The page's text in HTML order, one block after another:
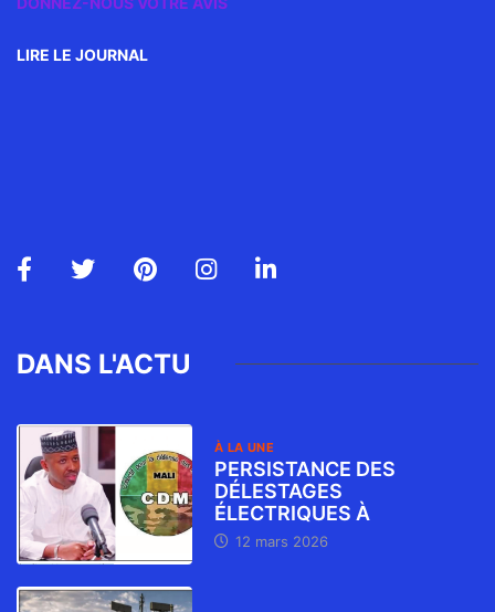
LIRE LE JOURNAL
DANS L'ACTU
À LA UNE
PERSISTANCE DES
DÉLESTAGES
ÉLECTRIQUES À
12 mars 2026